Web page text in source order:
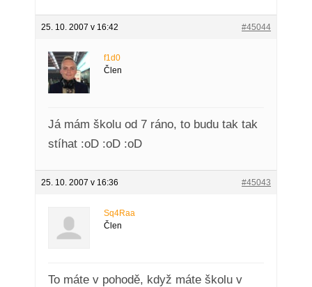
25. 10. 2007 v 16:42 #45044
f1d0
Člen
Já mám školu od 7 ráno, to budu tak tak
stíhat :oD :oD :oD
25. 10. 2007 v 16:36 #45043
Sq4Raa
Člen
To máte v pohodě, když máte školu v